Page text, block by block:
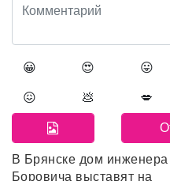
😀 😍 😛
😖 💩 💋
В Брянске дом инженера
Боровича выставят на